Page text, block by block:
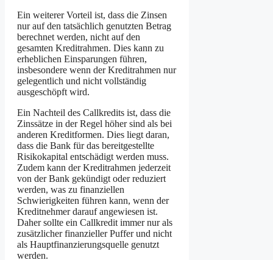
Ein weiterer Vorteil ist, dass die Zinsen
nur auf den tatsächlich genutzten Betrag
berechnet werden, nicht auf den
gesamten Kreditrahmen. Dies kann zu
erheblichen Einsparungen führen,
insbesondere wenn der Kreditrahmen nur
gelegentlich und nicht vollständig
ausgeschöpft wird.
Ein Nachteil des Callkredits ist, dass die
Zinssätze in der Regel höher sind als bei
anderen Kreditformen. Dies liegt daran,
dass die Bank für das bereitgestellte
Risikokapital entschädigt werden muss.
Zudem kann der Kreditrahmen jederzeit
von der Bank gekündigt oder reduziert
werden, was zu finanziellen
Schwierigkeiten führen kann, wenn der
Kreditnehmer darauf angewiesen ist.
Daher sollte ein Callkredit immer nur als
zusätzlicher finanzieller Puffer und nicht
als Hauptfinanzierungsquelle genutzt
werden.